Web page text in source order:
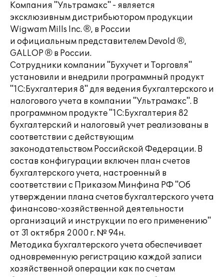
Компания "Ультрамакс" - является
эксклюзивным дистрибьютором продукции
Wigwam Mills Inc. ®, в России
и официальным представителем Devold ®,
GALLOP ® в России.
Сотрудники компании "Бухучет и Торговля"
установили и внедрили программный продукт
"1С:Бухгалтерия 8" для ведения бухгалтерского и
налогового учета в компании "Ультрамакс". В
программном продукте "1С:Бухгалтерия 82
бухгалтерский и налоговый учет реализованы в
соответствии с действующим
законодательством Российской Федерации. В
состав конфигурации включен план счетов
бухгалтерского учета, настроенный в
соответствии с Приказом Минфина РФ "Об
утверждении плана счетов бухгалтерского учета
финансово-хозяйственной деятельности
организаций и инструкции по его применению"
от 31 октября 2000 г. № 94н.
Методика бухгалтерского учета обеспечивает
одновременную регистрацию каждой записи
хозяйственной операции как по счетам